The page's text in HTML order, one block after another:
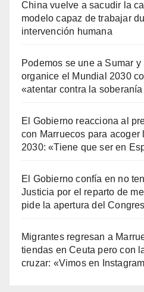
China vuelve a sacudir la
modelo capaz de trabajar
intervención humana
Podemos se une a Sumar
organice el Mundial 2030
«atentar contra la
El Gobierno reacciona al
con Marruecos para acoger
2030: «Tiene que ser en
El Gobierno confía en no
Justicia por el reparto de
pide la apertura del
Migrantes regresan a
tiendas en Ceuta pero con
cruzar: «Vimos en